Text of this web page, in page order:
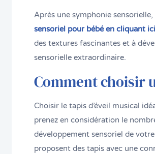
Après une symphonie
sensoriel pour bébé en cliquant ici
des textures fascinantes et à
sensorielle extraordinaire.
Comment choisir
Choisir le tapis d’éveil musical
prenez en considération le
développement sensoriel de
proposent des tapis avec une